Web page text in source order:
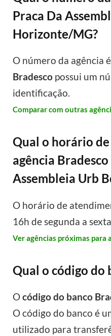
Praca Da
Horizonte/MG?
O número da agência
Bradesco possui um
identificação.
Comparar com outras
Qual o horário
agência
Assembleia Urb
O horário de
16h de segunda a
Ver agências próximas para
Qual o código do
Ocódigo do banco
O código do banco é
utilizado para